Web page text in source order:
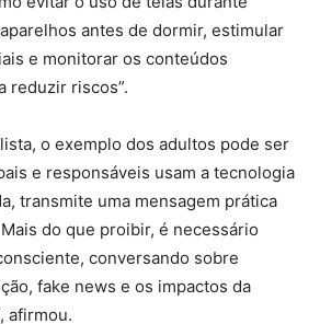
antes de dormir, estimular
e monitorar os conteúdos
reduzir riscos”.
o exemplo dos adultos pode ser
e responsáveis usam a tecnologia
transmite uma mensagem prática
do que proibir, é necessário
conversando sobre
fake news e os impactos da
afirmou.